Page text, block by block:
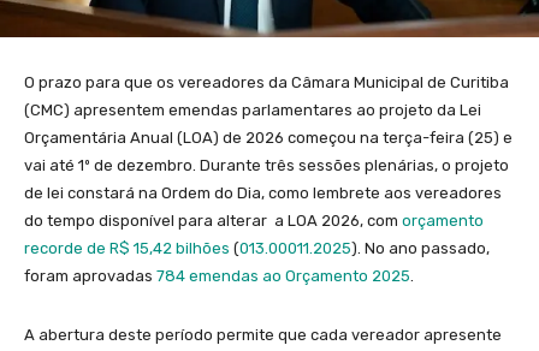
O prazo para que os vereadores da Câmara Municipal de Curitiba
(CMC) apresentem emendas parlamentares ao projeto da Lei
Orçamentária Anual (LOA) de 2026 começou na terça-feira (25) e
vai até 1º de dezembro . Durante três sessões plenárias, o projeto
de lei constará na Ordem do Dia, como lembrete aos vereadores
do tempo disponível para alterar a LOA 2026, com orçamento
recorde de R$ 15,42 bilhões (013.00011.2025) . No ano passado,
foram aprovadas 784 emendas ao Orçamento 2025
A abertura deste período permite que cada vereador apresente